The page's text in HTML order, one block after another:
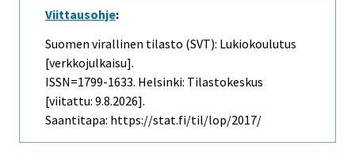
Viittausohje:
Suomen virallinen tilasto (SVT): Lukiokoulutus
[verkkojulkaisu].
ISSN=1799-1633. Helsinki: Tilastokeskus
[viitattu: 9.8.2026].
Saantitapa: https://stat.fi/til/lop/2017/